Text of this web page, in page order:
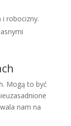
i robocizny.
Mogą to być
nam na